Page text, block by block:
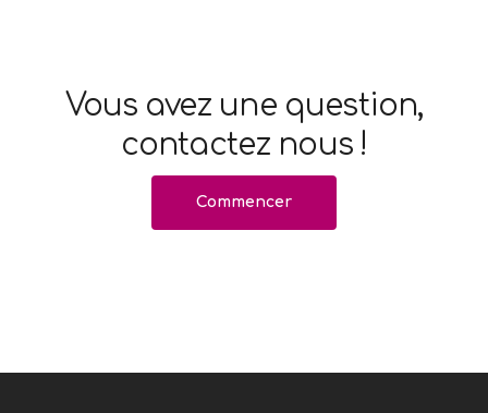
Vous avez une question,
contactez nous !
Commencer